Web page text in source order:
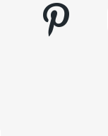
pinterest